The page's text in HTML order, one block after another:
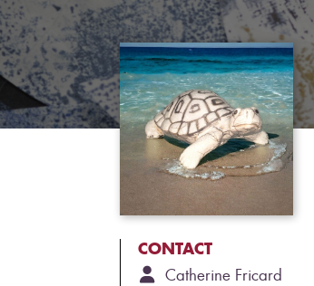
CONTACT
Catherine Fricard